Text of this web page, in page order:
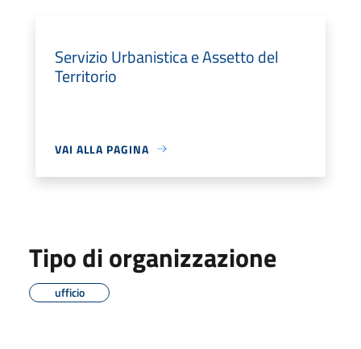
Servizio Urbanistica e Assetto del
Territorio
VAI ALLA PAGINA
Tipo di organizzazione
ufficio